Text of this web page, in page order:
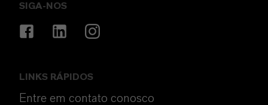
SIGA-NOS
LINKS RÁPIDOS
Entre em contato conosco